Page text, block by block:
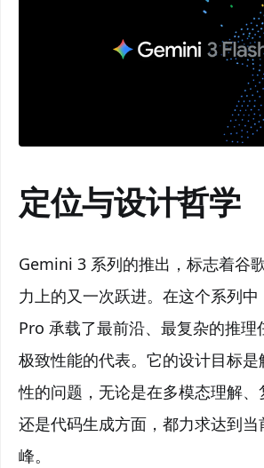
定位与设计哲学
Gemini 3 系列的推出，标志着谷
力上的又一次跃进。在这个系列
Pro 承载了最前沿、最复杂的推理
极致性能的代表。它的设计目标
性的问题，无论是在多模态理解、
还是代码生成方面，都力求达到当
峰。